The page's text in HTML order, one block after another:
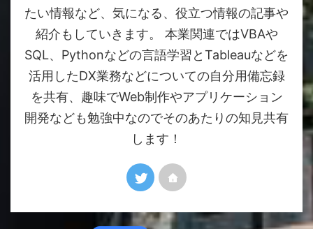
たい情報など、気になる、役立つ情報の記事や
紹介もしていきます。 本業関連ではVBAや
SQL、Pythonなどの言語学習とTableauなどを
活用したDX業務などについての自分用備忘録
を共有、趣味でWeb制作やアプリケーション
開発なども勉強中なのでそのあたりの知見共有
します！